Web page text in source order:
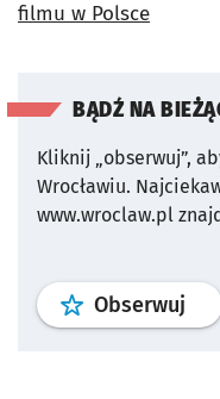
filmu w Polsce
BĄDŹ NA
Kliknij „obserwuj”,
Wrocławiu.
www.wroclaw.pl
Obserwuj